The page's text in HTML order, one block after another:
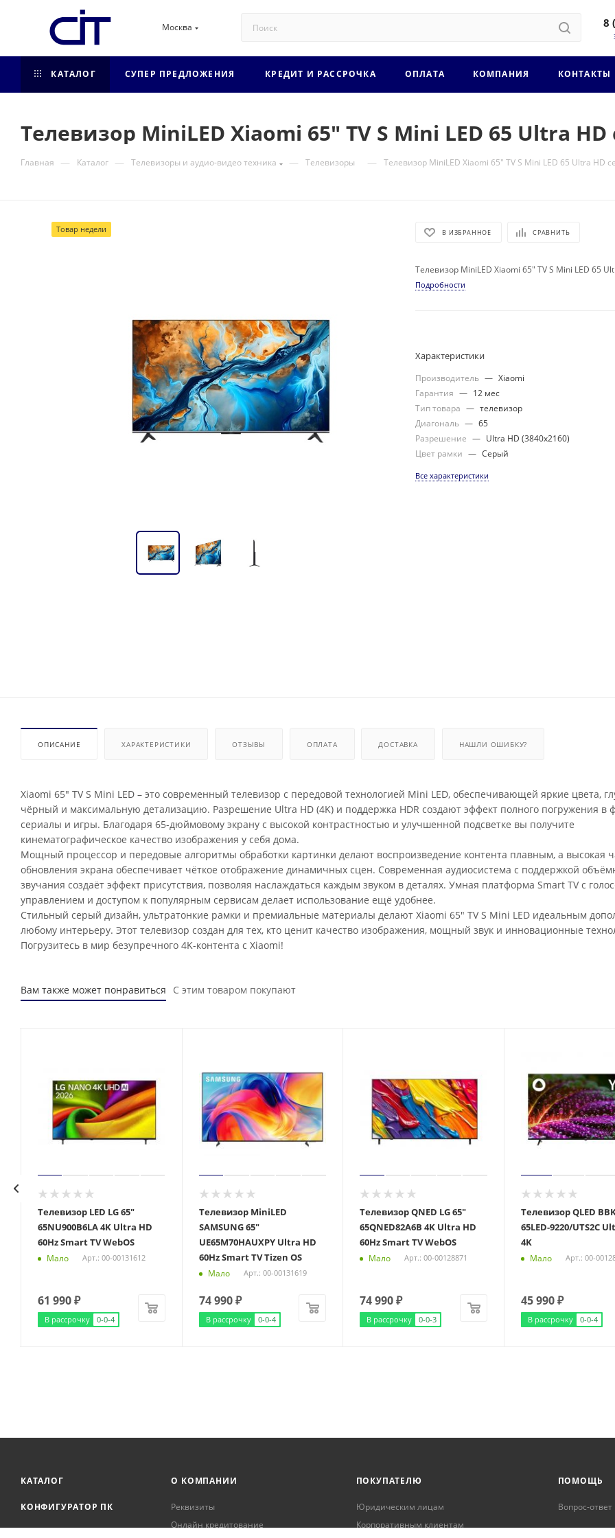
Москва 8
КАТАЛОГ СУПЕР ПРЕДЛОЖЕНИЯ КРЕДИТ И РАССРОЧКА ОПЛАТА КОМПАНИЯ КОНТАКТЫ
Телевизор MiniLED Xiaomi 65" TV S Mini LED 65 Ultra
Главная — Каталог — Телевизоры и аудио-видео техника — Телевизоры — Телевизор MiniLED Xiaomi 65" TV S Mini LED 65 Ultra HD
Товар недели В ИЗБРАННОЕ СРАВНИТЬ
Телевизор MiniLED Xiaomi 65" TV S Mini LED 65
Подробности
Характеристики
Производитель — Xiaomi
Гарантия — 12 мес
Тип товара — телевизор
Диагональ — 65
Разрешение — Ultra HD (3840х2160)
Цвет рамки — Серый
Все характеристики
ОПИСАНИЕ ХАРАКТЕРИСТИКИ ОТЗЫВЫ ОПЛАТА ДОСТАВКА НАШЛИ ОШИБКУ?
Xiaomi 65" TV S Mini LED – это современный телевизор с передовой технологией Mini LED, обеспечивающей яркие цвета,
чёрный и максимальную детализацию. Разрешение Ultra HD (4K) и поддержка HDR создают эффект полного погружения в
сериалы и игры. Благодаря 65-дюймовому экрану с высокой контрастностью и улучшенной подсветке вы получите
кинематографическое качество изображения у себя дома.
Мощный процессор и передовые алгоритмы обработки картинки делают воспроизведение контента плавным, а высокая
обновления экрана обеспечивает чёткое отображение динамичных сцен. Современная аудиосистема с поддержкой
звучания создаёт эффект присутствия, позволяя наслаждаться каждым звуком в деталях. Умная платформа Smart TV с
управлением и доступом к популярным сервисам делает использование ещё удобнее.
Стильный серый дизайн, ультратонкие рамки и премиальные материалы делают Xiaomi 65" TV S Mini LED идеальным
любому интерьеру. Этот телевизор создан для тех, кто ценит качество изображения, мощный звук и инновационные
Погрузитесь в мир безупречного 4K-контента с Xiaomi!
Вам также может понравиться С этим товаром покупают
Телевизор LED LG 65"
65NU900B6LA 4K Ultra HD
60Hz Smart TV WebOS
Мало Арт.: 00-00131612
61 990₽
В рассрочку 0-0-4
Телевизор MiniLED
SAMSUNG 65"
UE65M70HAUXPY Ultra HD
60Hz Smart TV Tizen OS
Мало Арт.: 00-00131619
74 990₽
В рассрочку 0-0-4
Телевизор QNED LG 65"
65QNED82A6B 4K Ultra HD
60Hz Smart TV WebOS
Мало Арт.: 00-00128871
74 990₽
В рассрочку 0-0-3
Телевизор QLED
65LED-9220/UTS2C
4K
Мало Арт.: 00-
45 990₽
В рассрочку 0-0-4
КАТАЛОГ
КОНФИГУРАТОР ПК
О КОМПАНИИ
Реквизиты
Онлайн кредитование
ПОКУПАТЕЛЮ
Юридическим лицам
Корпоративным клиентам
ПОМОЩЬ
Вопрос-ответ